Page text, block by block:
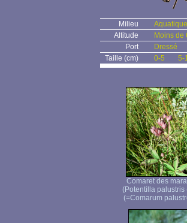
Milieu Aquatique
Altitude
Moins de
Port
Dressé
Taille (cm)
0-5 5-
Comaret des
(Potentilla palustris
(=Comarum